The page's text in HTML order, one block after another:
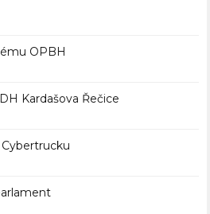
OPBH
Kardašova Řečice